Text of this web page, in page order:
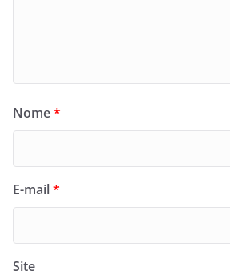
Nome*
E-mail*
Site